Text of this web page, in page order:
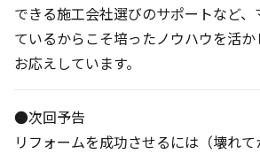
できる施工会社選びのサポートなど
ているからこそ培ったノウハウを活
お応えしています。
●次回予告
リフォームを成功させるには（壊れ